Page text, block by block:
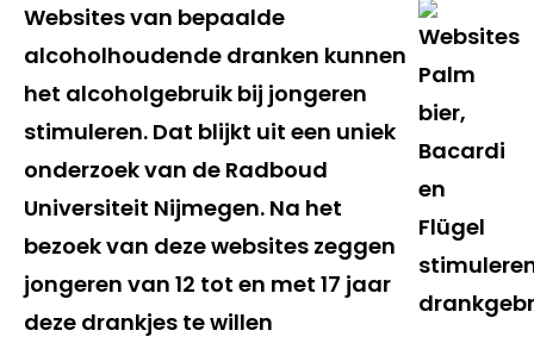
Websites van bepaalde
alcoholhoudende dranken kunnen
het alcoholgebruik bij jongeren
stimuleren. Dat blijkt uit een uniek
onderzoek van de Radboud
Universiteit Nijmegen. Na het
bezoek van deze websites zeggen
jongeren van 12 tot en met 17 jaar
deze drankjes te willen